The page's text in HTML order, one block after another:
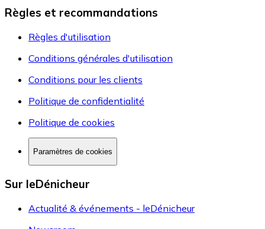
Règles et recommandations
Règles d'utilisation
Conditions générales d'utilisation
Conditions pour les clients
Politique de confidentialité
Politique de cookies
Paramètres de cookies
Sur leDénicheur
Actualité & événements - leDénicheur